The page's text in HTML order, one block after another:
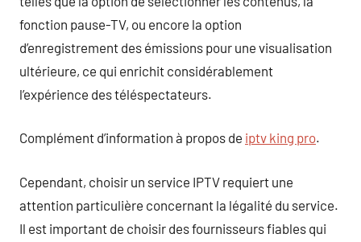
fonction pause-TV, ou encore la option
d’enregistrement des émissions pour une visualisation
ultérieure, ce qui enrichit considérablement
l’expérience des téléspectateurs.
Complément d’information à propos de iptv king pro.
Cependant, choisir un service IPTV requiert une
attention particulière concernant la légalité du service.
Il est important de choisir des fournisseurs fiables qui